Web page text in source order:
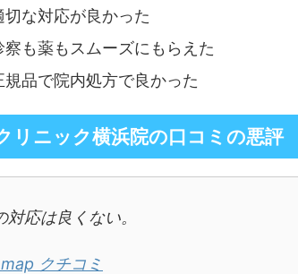
な対応が良かった
も薬もスムーズにもらえた
品で院内処方で良かった
リニック横浜院の口コミの悪評
対応は良くない。
クチコミ